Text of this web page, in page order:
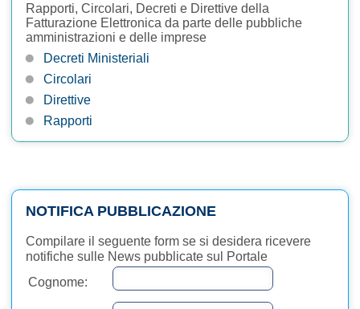
Rapporti, Circolari, Decreti e Direttive della
Fatturazione Elettronica da parte delle pubbliche
amministrazioni e delle imprese
Decreti Ministeriali
Circolari
Direttive
Rapporti
NOTIFICA PUBBLICAZIONE
Compilare il seguente form se si desidera ricevere
notifiche sulle News pubblicate sul Portale
Cognome: